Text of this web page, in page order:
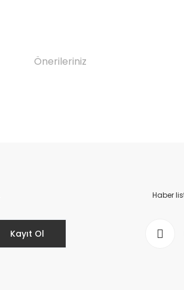
Önerileriniz
Kayıt Ol
Haber